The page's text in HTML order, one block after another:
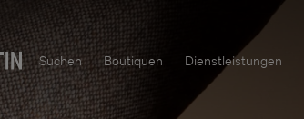
Suchen Boutiquen Dienstleistungen